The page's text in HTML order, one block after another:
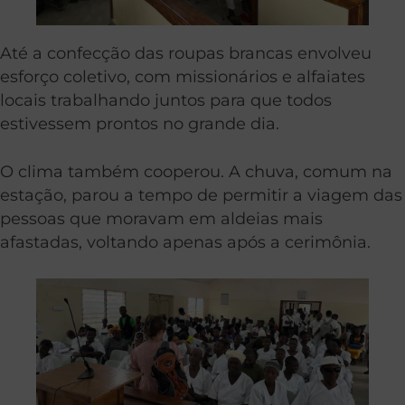
Até a confecção das roupas brancas envolveu
esforço coletivo, com missionários e alfaiates
locais trabalhando juntos para que todos
estivessem prontos no grande dia.
O clima também cooperou. A chuva, comum na
estação, parou a tempo de permitir a viagem das
pessoas que moravam em aldeias mais
afastadas, voltando apenas após a cerimônia.